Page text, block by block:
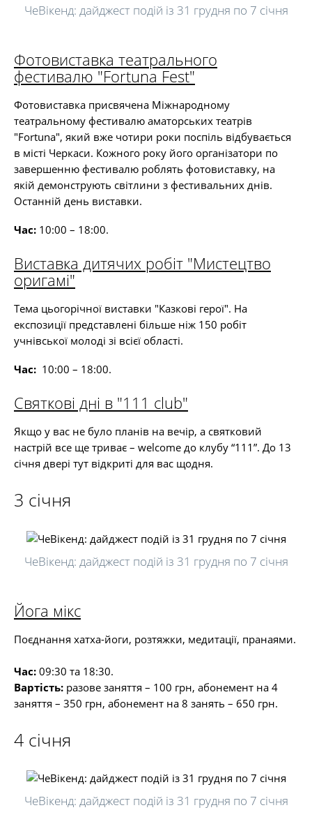
ЧеВікенд: дайджест подій із 31 грудня по 7 січня
Фотовиставка театрального
фестивалю "Fortuna Fest"
Фотовиставка присвячена Міжнародному
театральному фестивалю аматорських театрів
"Fortuna", який вже чотири роки поспіль відбувається
в місті Черкаси. Кожного року його організатори по
завершенню фестивалю роблять фотовиставку, на
якій демонструють світлини з фестивальних днів.
Останній день виставки.
Час: 10:00 – 18:00.
Виставка дитячих робіт "Мистецтво
оригамі"
Тема цьогорічної виставки "Казкові герої". На
експозиції представлені більше ніж 150 робіт
учнівської молоді зі всієї області.
Час: 10:00 – 18:00.
Святкові дні в "111 club"
Якщо у вас не було планів на вечір, а святковий
настрій все ще триває – welcome до клубу “111”. До 13
січня двері тут відкриті для вас щодня.
3 січня
ЧеВікенд: дайджест подій із 31 грудня по 7 січня
Йога мікс
Поєднання хатха-йоги, розтяжки, медитації, пранаями.
Час: 09:30 та 18:30.
Вартість: разове заняття – 100 грн, абонемент на 4
заняття – 350 грн, абонемент на 8 занять – 650 грн.
4 січня
ЧеВікенд: дайджест подій із 31 грудня по 7 січня